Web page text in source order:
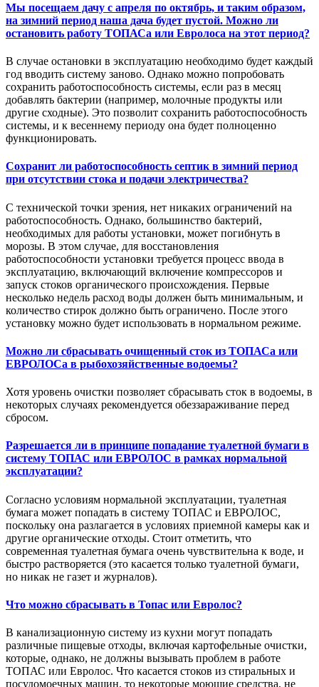
Мы посещаем дачу с апреля по октябрь, и таким образом,
на зимний период наша дача будет пустой. Можно ли
остановить работу ТОПАСа или Евролоса на этот период?
В случае остановки в эксплуатацию необходимо будет каждый
год вводить систему заново. Однако можно попробовать
сохранить работоспособность системы, если раз в месяц
добавлять бактерии (например, молочные продукты или
другие сходные). Это позволит сохранить работоспособность
системы, и к весеннему периоду она будет полноценно
функционировать.
Сохранит ли работоспособность септик в зимний период
при отсутствии стока и подачи электричества?
С технической точки зрения, нет никаких ограничений на
работоспособность. Однако, большинство бактерий,
необходимых для работы установки, может погибнуть в
морозы. В этом случае, для восстановления
работоспособности установки требуется процесс ввода в
эксплуатацию, включающий включение компрессоров и
запуск стоков органического происхождения. Первые
несколько недель расход воды должен быть минимальным, и
количество стирок должно быть ограничено. После этого
установку можно будет использовать в нормальном режиме.
Можно ли сбрасывать очищенный сток из ТОПАСа или
ЕВРОЛОСа в рыбохозяйственные водоемы?
Хотя уровень очистки позволяет сбрасывать сток в водоемы, в
некоторых случаях рекомендуется обеззараживание перед
сбросом.
Разрешается ли в принципе попадание туалетной бумаги в
систему ТОПАС или ЕВРОЛОС в рамках нормальной
эксплуатации?
Согласно условиям нормальной эксплуатации, туалетная
бумага может попадать в систему ТОПАС и ЕВРОЛОС,
поскольку она разлагается в условиях приемной камеры как и
другие органические отходы. Стоит отметить, что
современная туалетная бумага очень чувствительна к воде, и
быстро растворяется (это касается только туалетной бумаги,
но никак не газет и журналов).
Что можно сбрасывать в Топас или Евролос?
В канализационную систему из кухни могут попадать
различные пищевые отходы, включая картофельные очистки,
которые, однако, не должны вызывать проблем в работе
ТОПАС или Евролос. Что касается стоков из стиральных и
посудомоечных машин, то некоторые моющие средства, не